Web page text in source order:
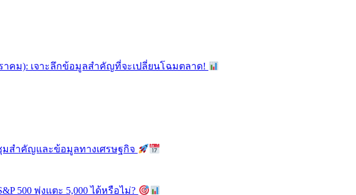
าคม): เจาะลึกข้อมูลสำคัญที่จะเปลี่ยนโฉมตลาด!
สำคัญและข้อมูลทางเศรษฐกิจ
500 พุ่งแตะ 5,000 ได้หรือไม่?